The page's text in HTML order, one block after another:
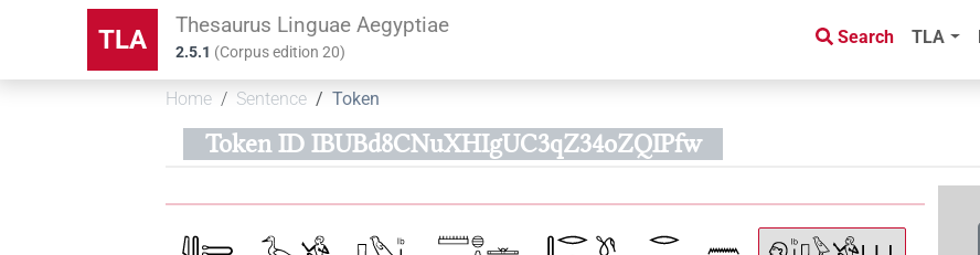
TLA Thesaurus Linguae Aegyptiae
2.5.1 (Corpus edition20)
Search TLA
Home Sentence Token
Token ID IBUBd8CNuXHIgUC3qZ34oZQIPfw